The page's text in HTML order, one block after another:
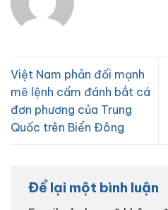
Việt Nam phản đối mạnh
mẽ lệnh cấm đánh bắt cá
đơn phương của Trung
Quốc trên Biển Đông
Để lại một bình luận